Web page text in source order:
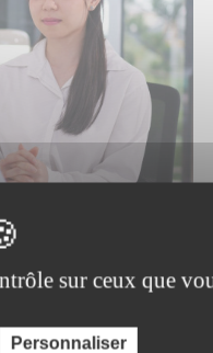
compétences
sur ceux que
Personnaliser